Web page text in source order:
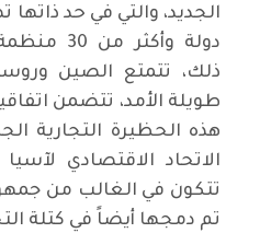
دولة
ذلك، تتمتع الصين
طويلة الأمد، تتضمن
هذه الحظيرة التجارية
تتكون في الغالب من
تم دمجها أيضاً في كتلة